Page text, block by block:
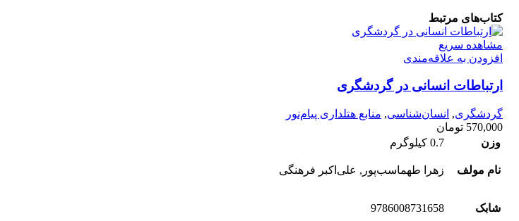
کتاب‌های مرتبط
مشاهده سریع
افزودن به علاقه‌مندی
ارتباطات انسانی در گردشگری
گردشگری, انسان‌شناسی, منابع هتلداری پیام‌نور
570,000 تومان
وزن
0.7 کیلوگرم
نام مولف زهرا طهماسب‌پور, علی‌اکبر فرهنگی
شابک 9786008731658